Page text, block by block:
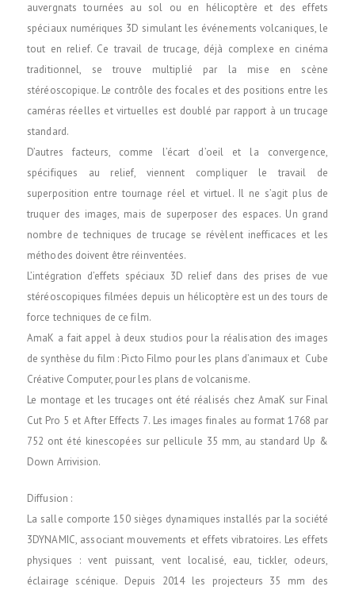
auvergnats tournées au sol ou en hélicoptère et des effets
spéciaux numériques 3D simulant les événements volcaniques, le
tout en relief. Ce travail de trucage, déjà complexe en cinéma
traditionnel, se trouve multiplié par la mise en scène
stéréoscopique. Le contrôle des focales et des positions entre les
caméras réelles et virtuelles est doublé par rapport à un trucage
standard.
D’autres facteurs, comme l’écart d’oeil et la convergence,
spécifiques au relief, viennent compliquer le travail de
superposition entre tournage réel et virtuel. Il ne s’agit plus de
truquer des images, mais de superposer des espaces. Un grand
nombre de techniques de trucage se révèlent inefficaces et les
méthodes doivent être réinventées.
L’intégration d’effets spéciaux 3D relief dans des prises de vue
stéréoscopiques filmées depuis un hélicoptère est un des tours de
force techniques de ce film.
AmaK a fait appel à deux studios pour la réalisation des images
de synthèse du film : Picto Filmo pour les plans d’animaux et Cube
Créative Computer, pour les plans de volcanisme.
Le montage et les trucages ont été réalisés chez AmaK sur Final
Cut Pro 5 et After Effects 7. Les images finales au format 1768 par
752 ont été kinescopées sur pellicule 35 mm, au standard Up &
Down Arrivision.
Diffusion :
La salle comporte 150 sièges dynamiques installés par la société
3DYNAMIC, associant mouvements et effets vibratoires. Les effets
physiques : vent puissant, vent localisé, eau, tickler, odeurs,
éclairage scénique. Depuis 2014 les projecteurs 35 mm des